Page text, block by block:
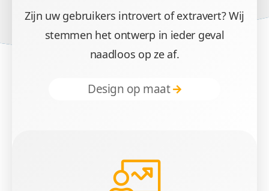
Zijn uw gebruikers introvert of extravert? Wij
stemmen het ontwerp in ieder geval
naadloos op ze af.
Design op maat